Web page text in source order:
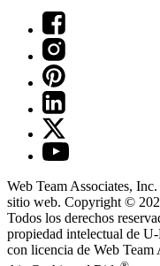
Web Team Associates,
sitio web. Copyright ©
Todos los derechos
propiedad intelectual de U-
con licencia de Web Team